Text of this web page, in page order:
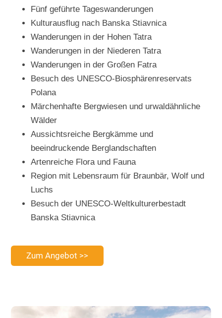
Fünf geführte Tageswanderungen
Kulturausflug nach Banska Stiavnica
Wanderungen in der Hohen Tatra
Wanderungen in der Niederen Tatra
Wanderungen in der Großen Fatra
Besuch des UNESCO-Biosphärenreservats
Polana
Märchenhafte Bergwiesen und urwaldähnliche
Wälder
Aussichtsreiche Bergkämme und
beeindruckende Berglandschaften
Artenreiche Flora und Fauna
Region mit Lebensraum für Braunbär, Wolf und
Luchs
Besuch der UNESCO-Weltkulturerbestadt
Banska Stiavnica
Zum Angebot >>